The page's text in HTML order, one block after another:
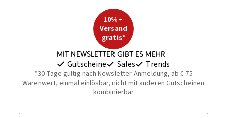
10% +
Versand
gratis*
Mit Newsletter gibt es mehr
Gutscheine Sales Trends
*30 Tage gültig nach Newsletter-Anmeldung, ab € 75
Warenwert, einmal einlösbar, nicht mit anderen Gutscheinen
kombinierbar